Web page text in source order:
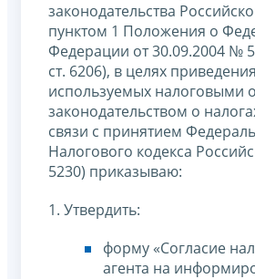
законодательства
пунктом 1 Положения о
Федерации от 30.09.2004 №
ст. 6206), в целях
используемых налоговыми
законодательством о
связи с принятием
Налогового кодекса
5230) приказываю:
1. Утвердить:
форму «Согласие
агента на